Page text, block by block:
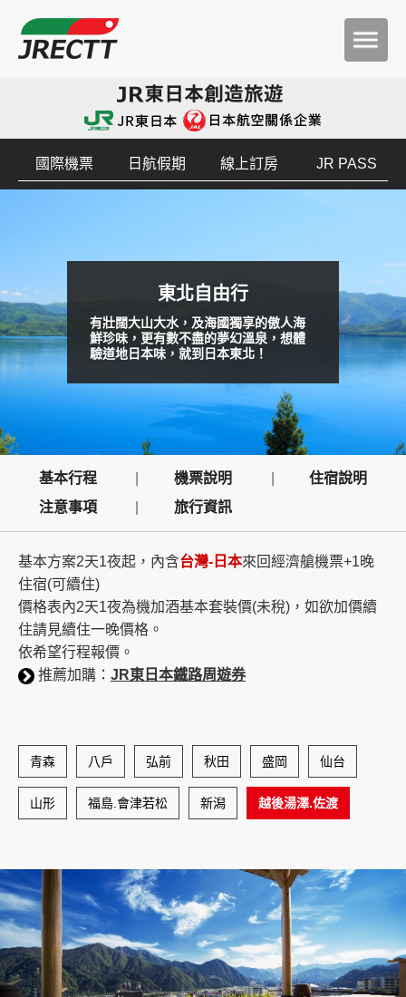
創造旅遊
國際機票 日航假期 線上訂房 JR PASS
東北自由行
有壯闊大山大水，及海國獨享的傲人海
鮮珍味，更有數不盡的夢幻溫泉，想體
驗道地日本味，就到日本東北！
基本行程 機票說明
住宿說明
注意事項
旅行資訊
基本方案2天1夜起，內含台灣-日本來回經濟艙機票+1晚
住宿(可續住)
價格表內2天1夜為機加酒基本套裝價(未稅)，如欲加價續
住請見續住一晚價格。
依希望行程報價。
推薦加購： JR東日本鐵路周遊券
青森 八戶 弘前 秋田 盛岡 仙台
山形 福島.會津若松 新潟 越後湯澤.佐渡